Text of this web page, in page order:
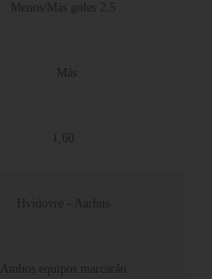
Menos/Más goles 2,5
Más
1,60
Hvidovre - Aarhus
Ambos equipos marcarán